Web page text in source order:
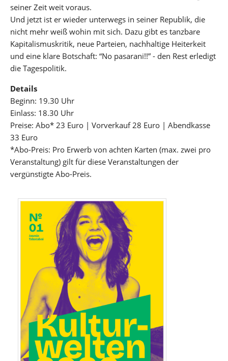
seiner Zeit weit voraus.
Und jetzt ist er wieder unterwegs in seiner Republik, die
nicht mehr weiß wohin mit sich. Dazu gibt es tanzbare
Kapitalismuskritik, neue Parteien, nachhaltige Heiterkeit
und eine klare Botschaft: “No pasarani!!” - den Rest erledigt
die Tagespolitik.
Details
Beginn: 19.30 Uhr
Einlass: 18.30 Uhr
Preise: Abo* 23 Euro | Vorverkauf 28 Euro | Abendkasse
33 Euro
*Abo-Preis: Pro Erwerb von achten Karten (max. zwei pro
Veranstaltung) gilt für diese Veranstaltungen der
vergünstigte Abo-Preis.